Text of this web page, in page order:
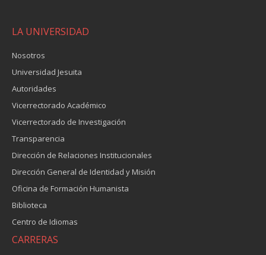
LA UNIVERSIDAD
Nosotros
Universidad Jesuita
Autoridades
Vicerrectorado Académico
Vicerrectorado de Investigación
Transparencia
Dirección de Relaciones Institucionales
Dirección General de Identidad y Misión
Oficina de Formación Humanista
Biblioteca
Centro de Idiomas
CARRERAS